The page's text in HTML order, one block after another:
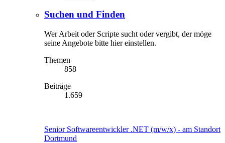
Suchen und Finden
Wer Arbeit oder Scripte sucht oder vergibt, der möge
seine Angebote bitte hier einstellen.
Themen
858
Beiträge
1.659
Senior Softwareentwickler .NET (m/w/x) - am Standort
Dortmund